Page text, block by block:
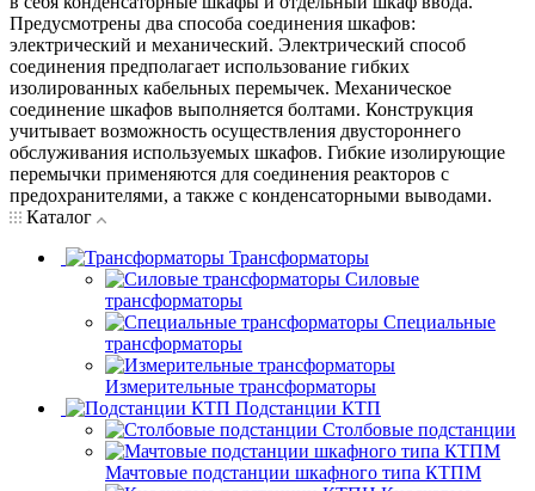
Предусмотрены два способа соединения шкафов:
электрический и механический. Электрический способ
соединения предполагает использование гибких
изолированных кабельных перемычек. Механическое
соединение шкафов выполняется болтами. Конструкция
учитывает возможность осуществления двустороннего
обслуживания используемых шкафов. Гибкие изолирующие
перемычки применяются для соединения реакторов с
предохранителями, а также с конденсаторными выводами.
Каталог
Трансформаторы
Силовые
трансформаторы
Специальные
трансформаторы
Измерительные трансформаторы
Подстанции КТП
Столбовые подстанции
Мачтовые подстанции шкафного типа КТПМ